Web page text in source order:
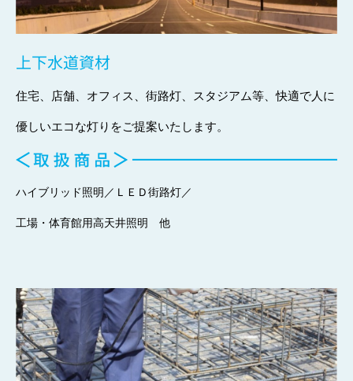
上下水道資材
住宅、店舗、オフィス、街路灯、スタジアム等、快適で人に
優しいエコな灯りをご提案いたします。
ハイブリッド照明／ＬＥＤ街路灯／
工場・体育館用高天井照明 他